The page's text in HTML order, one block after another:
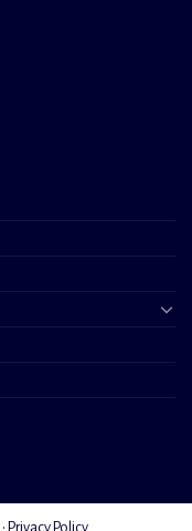
• Privacy Policy